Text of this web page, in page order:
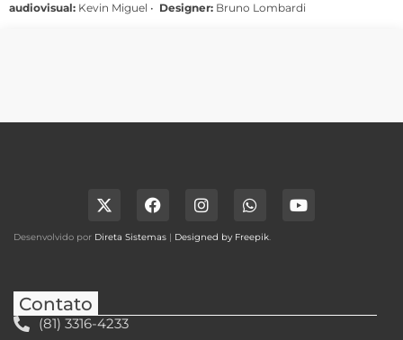
audiovisual: Kevin Miguel • Designer: Bruno Lombardi
Desenvolvido por Direta Sistemas | Designed by Freepik.
Contato
(81) 3316-4233